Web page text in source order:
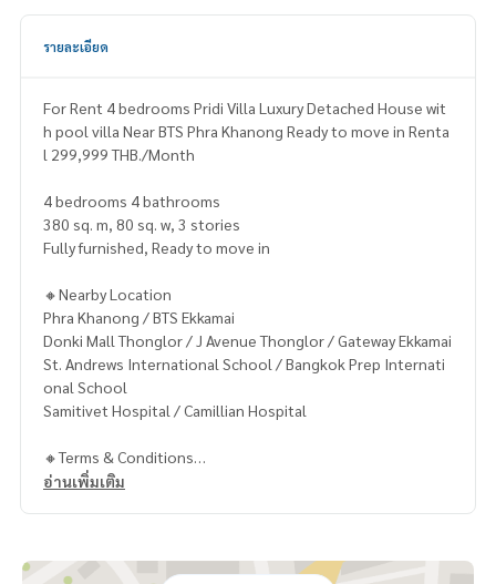
รายละเอียด
For Rent 4 bedrooms Pridi Villa Luxury Detached House wit
h pool villa Near BTS Phra Khanong Ready to move in Renta
l 299,999 THB./Month
4 bedrooms 4 bathrooms
380 sq. m, 80 sq. w, 3 stories
Fully furnished, Ready to move in
🔸Nearby Location
Phra Khanong / BTS Ekkamai
Donki Mall Thonglor / J Avenue Thonglor / Gateway Ekkamai
St. Andrews International School / Bangkok Prep Internati
onal School
Samitivet Hospital / Camillian Hospital
🔸Terms & Conditions
1 year contract
อ่านเพิ่มเติม